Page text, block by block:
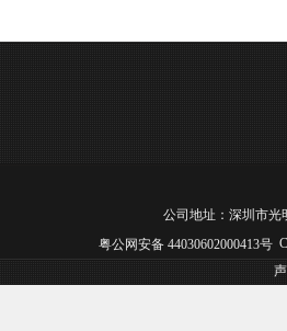
公司地址：深圳市光
粤公网安备 44030602000413号